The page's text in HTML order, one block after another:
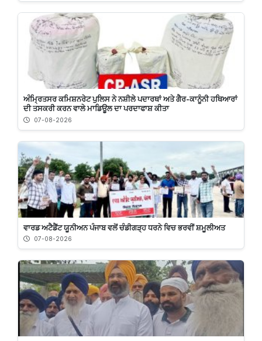
ਅੰਮ੍ਰਿਤਸਰ ਕਮਿਸ਼ਨਰੇਟ ਪੁਲਿਸ ਨੇ ਨਸ਼ੀਲੇ ਪਦਾਰਥਾਂ ਅਤੇ ਗੈਰ-ਕਾਨੂੰਨੀ ਹਥਿਆਰਾਂ
ਦੀ ਤਸਕਰੀ ਕਰਨ ਵਾਲੇ ਮਾਡਿਊਲ ਦਾ ਪਰਦਾਫਾਸ਼ ਕੀਤਾ
07-08-2026
ਵਾਰਡ ਅਟੈਡੈਂਟ ਯੂਨੀਅਨ ਪੰਜਾਬ ਵਲੋਂ ਚੰਡੀਗੜ੍ਹ ਧਰਨੇ ਵਿਚ ਭਰਵੀਂ ਸ਼ਮੂਲੀਅਤ
07-08-2026